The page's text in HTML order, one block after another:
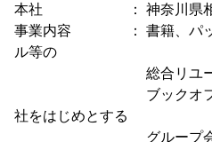
本社 ： 神奈川県相模
事業内容 ： 書籍、パッ
ル等の
総合リユース事
ブックオフコーポ
社をはじめとする
グループ会社の経